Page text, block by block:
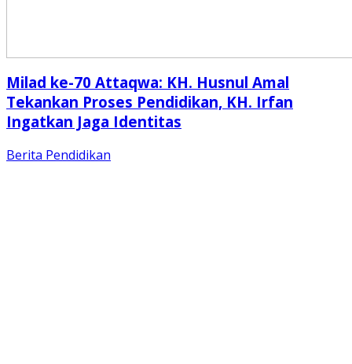
Milad ke-70 Attaqwa: KH. Husnul Amal
Tekankan Proses Pendidikan, KH. Irfan
Ingatkan Jaga Identitas
Berita Pendidikan